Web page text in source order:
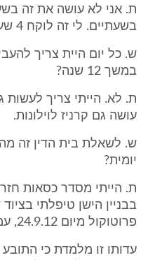
ת. אני לא עושה את זה
בשעתיים. לי זה לוקח 4 שעות תקע אחד.
ש. כל יום היית צריך
במשך 12 שנה?
ת. לא. הייתי צריך לעשות
עושה גם קרניז לוילונות.
ש. לשאלת בית הדין זה
יומית?
ת. הייתי מסדר כסאות
בבניין הישן טיפלתי
פרוטוקול מיום 24.9.12, עמ' 5, ש' 17-31 (ה.ש.ר.ג.).
עדותו זו מלמדת כי